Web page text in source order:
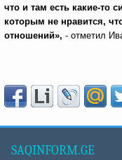
что и там есть какие-то
которым не нравится,
отношений», - отметил
SAQINFORM.GE